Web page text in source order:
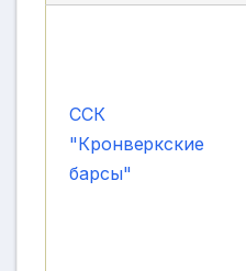
ССК
"Кронверкские
барсы"